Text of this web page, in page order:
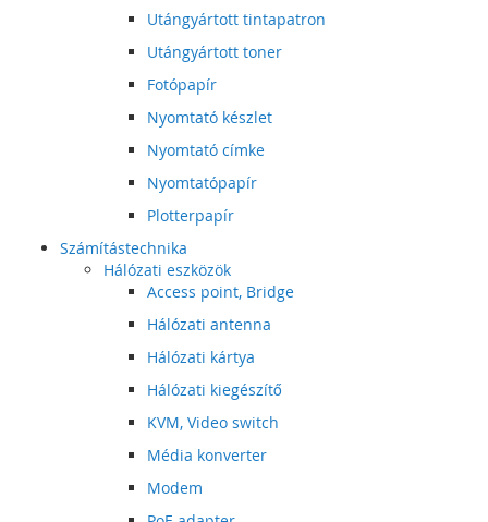
Utángyártott tintapatron
Utángyártott toner
Fotópapír
Nyomtató készlet
Nyomtató címke
Nyomtatópapír
Plotterpapír
Számítástechnika
Hálózati eszközök
Access point, Bridge
Hálózati antenna
Hálózati kártya
Hálózati kiegészítő
KVM, Video switch
Média konverter
Modem